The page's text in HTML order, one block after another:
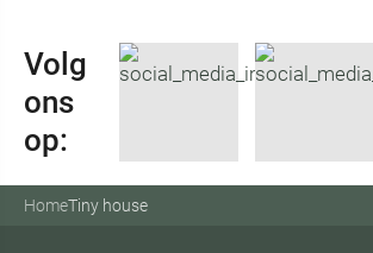
Volg
ons
op:
HomeTiny house